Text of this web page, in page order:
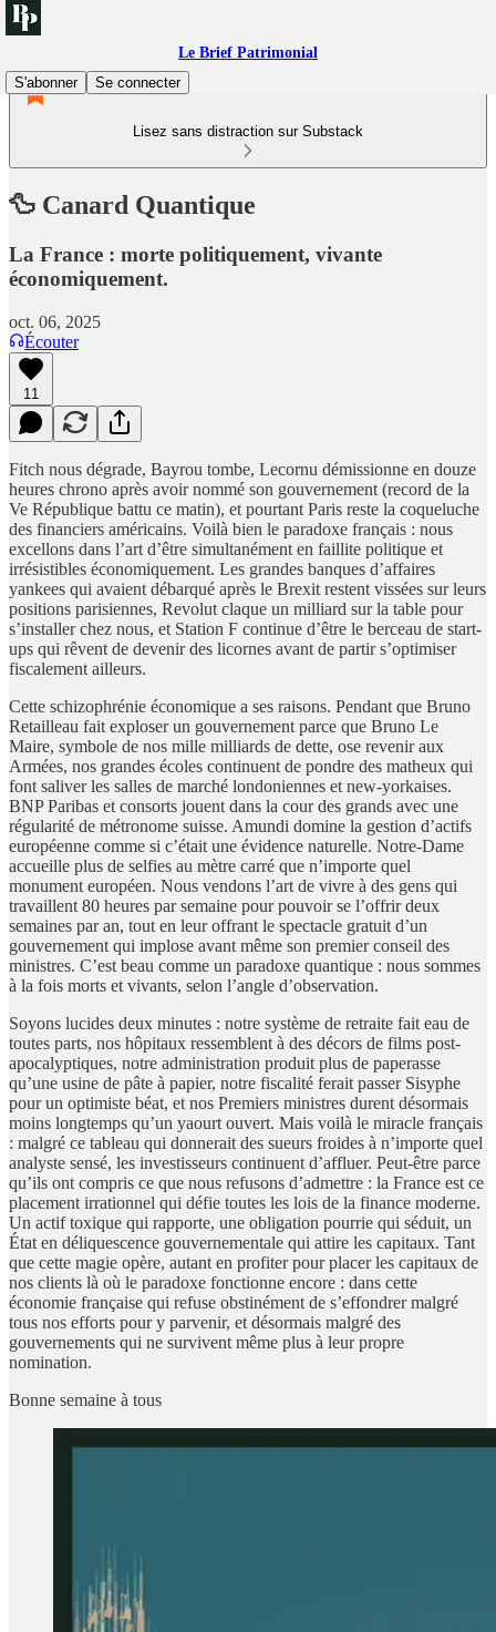
Le Brief Patrimonial
S'abonner
Se connecter
Lisez sans distraction sur Substack
🦆 Canard Quantique
La France : morte politiquement, vivante
économiquement.
oct. 06, 2025
Écouter
11
Fitch nous dégrade, Bayrou tombe, Lecornu démissionne en douze
heures chrono après avoir nommé son gouvernement (record de la
Ve République battu ce matin), et pourtant Paris reste la coqueluche
des financiers américains. Voilà bien le paradoxe français : nous
excellons dans l’art d’être simultanément en faillite politique et
irrésistibles économiquement. Les grandes banques d’affaires
yankees qui avaient débarqué après le Brexit restent vissées sur leurs
positions parisiennes, Revolut claque un milliard sur la table pour
s’installer chez nous, et Station F continue d’être le berceau de start-
ups qui rêvent de devenir des licornes avant de partir s’optimiser
fiscalement ailleurs.
Cette schizophrénie économique a ses raisons. Pendant que Bruno
Retailleau fait exploser un gouvernement parce que Bruno Le
Maire, symbole de nos mille milliards de dette, ose revenir aux
Armées, nos grandes écoles continuent de pondre des matheux qui
font saliver les salles de marché londoniennes et new-yorkaises.
BNP Paribas et consorts jouent dans la cour des grands avec une
régularité de métronome suisse. Amundi domine la gestion d’actifs
européenne comme si c’était une évidence naturelle. Notre-Dame
accueille plus de selfies au mètre carré que n’importe quel
monument européen. Nous vendons l’art de vivre à des gens qui
travaillent 80 heures par semaine pour pouvoir se l’offrir deux
semaines par an, tout en leur offrant le spectacle gratuit d’un
gouvernement qui implose avant même son premier conseil des
ministres. C’est beau comme un paradoxe quantique : nous sommes
à la fois morts et vivants, selon l’angle d’observation.
Soyons lucides deux minutes : notre système de retraite fait eau de
toutes parts, nos hôpitaux ressemblent à des décors de films post-
apocalyptiques, notre administration produit plus de paperasse
qu’une usine de pâte à papier, notre fiscalité ferait passer Sisyphe
pour un optimiste béat, et nos Premiers ministres durent désormais
moins longtemps qu’un yaourt ouvert. Mais voilà le miracle français
: malgré ce tableau qui donnerait des sueurs froides à n’importe quel
analyste sensé, les investisseurs continuent d’affluer. Peut-être parce
qu’ils ont compris ce que nous refusons d’admettre : la France est ce
placement irrationnel qui défie toutes les lois de la finance moderne.
Un actif toxique qui rapporte, une obligation pourrie qui séduit, un
État en déliquescence gouvernementale qui attire les capitaux. Tant
que cette magie opère, autant en profiter pour placer les capitaux de
nos clients là où le paradoxe fonctionne encore : dans cette
économie française qui refuse obstinément de s’effondrer malgré
tous nos efforts pour y parvenir, et désormais malgré des
gouvernements qui ne survivent même plus à leur propre
nomination.
Bonne semaine à tous